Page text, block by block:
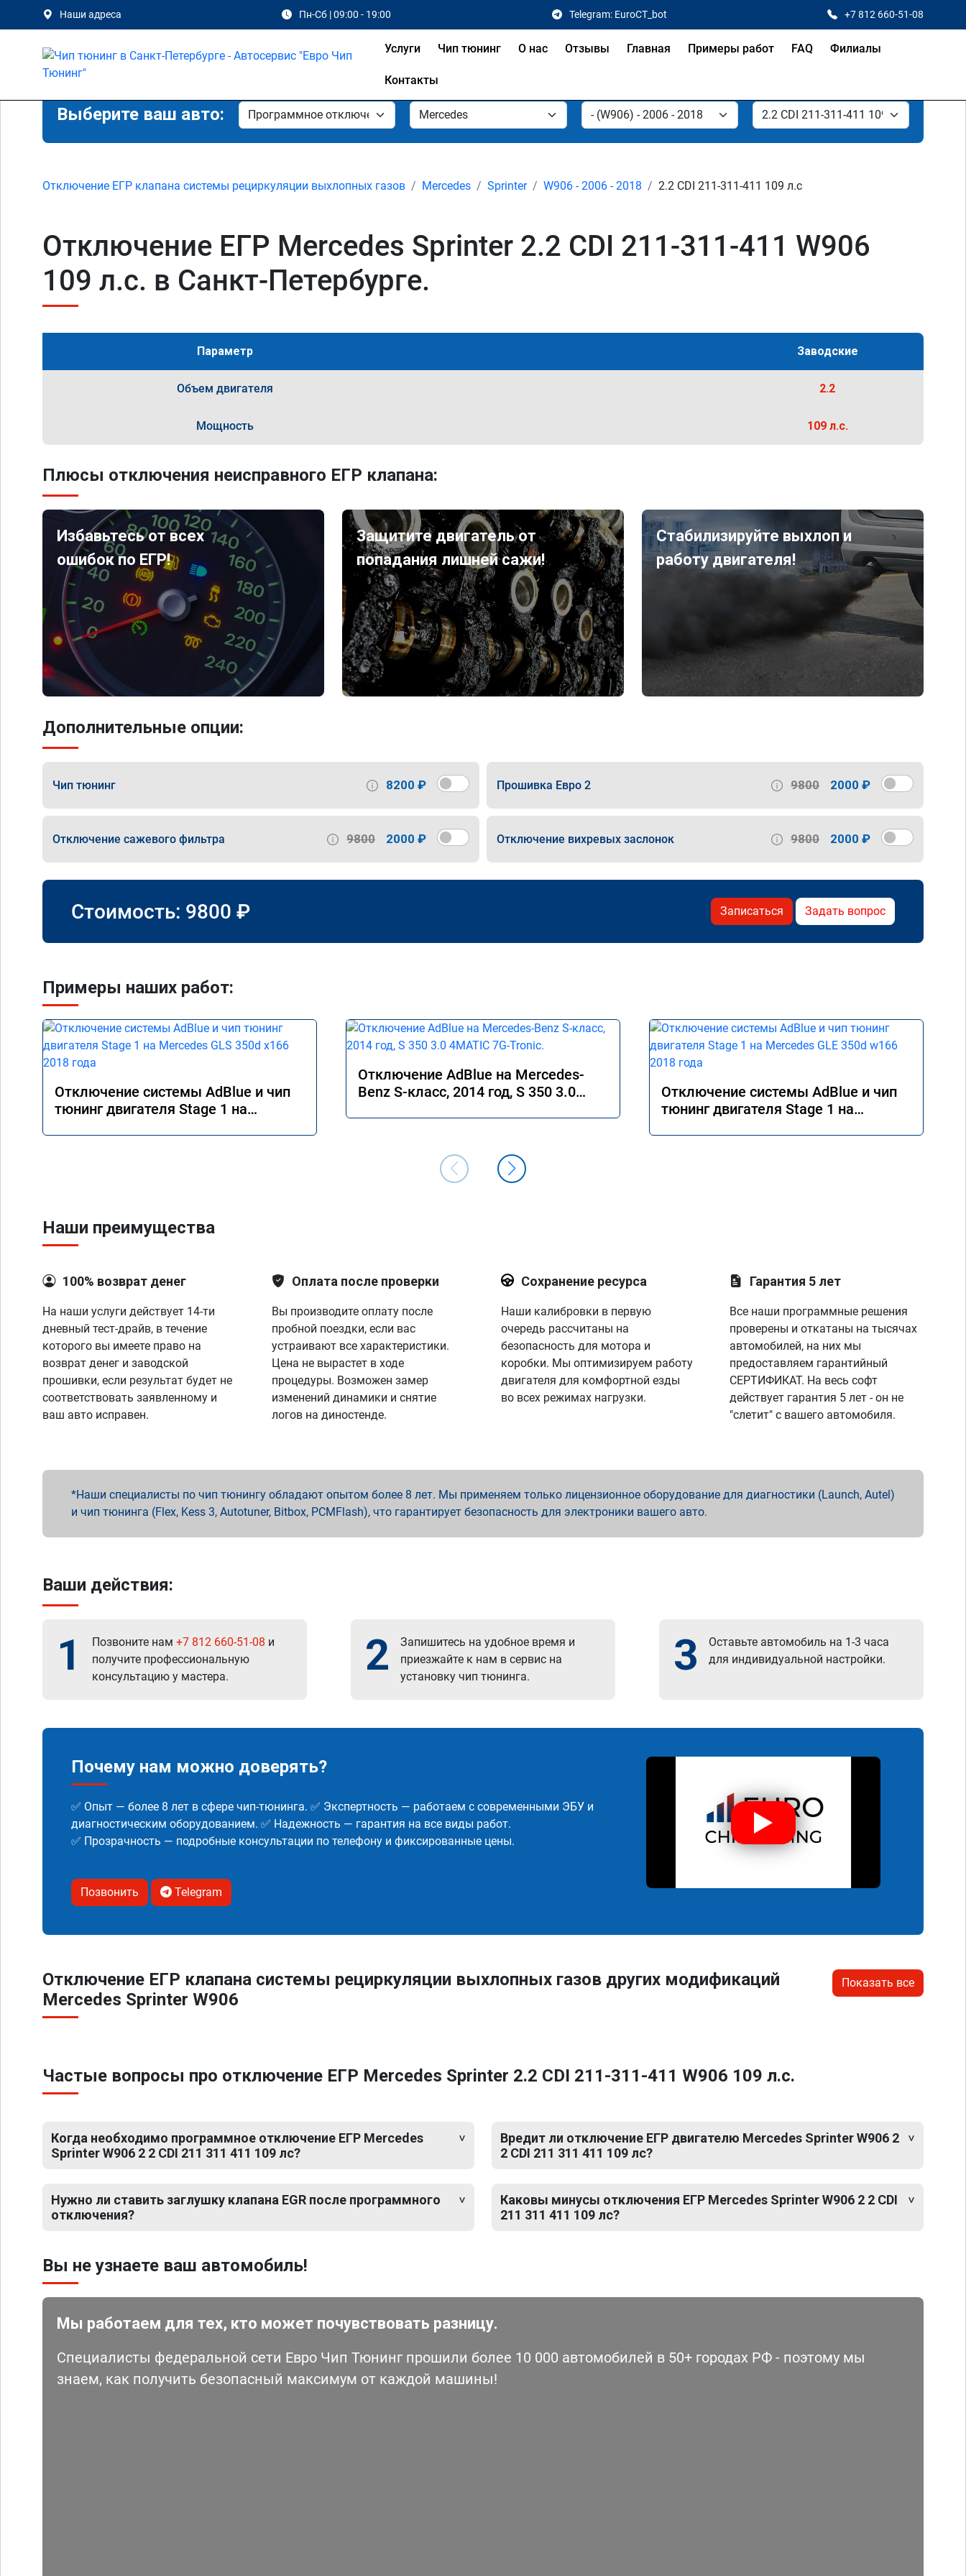
Наши адреса Пн-Сб | 09:00 - 19:00 Telegram: EuroCT_bot +7 812 660-51-08
Услуги Чип тюнинг О нас Отзывы Главная Примеры работ FAQ Филиалы
Контакты
Выберите ваш авто:
Отключение ЕГР клапана системы рециркуляции выхлопных газов Mercedes Sprinter W906 - 2006 - 2018 2.2 CDI 211-311-411 109 л.с
Отключение ЕГР Mercedes Sprinter 2.2 CDI 211-311-411 W906
109 л.с. в Санкт-Петербурге.
Параметр Заводские
Объем двигателя 2.2
Мощность 109 л.с.
Плюсы отключения неисправного ЕГР клапана:
Избавьтесь от всех
ошибок по ЕГР!
Защитите двигатель от
попадания лишней сажи!
Стабилизируйте выхлоп и
работу двигателя!
Дополнительные опции:
Чип тюнинг 8200 ₽ Прошивка Евро 2 9800 2000 ₽
Отключение сажевого фильтра 9800 2000 ₽ Отключение вихревых заслонок 9800 2000 ₽
Стоимость: 9800 ₽ Записаться Задать вопрос
Примеры наших работ:
Отключение системы AdBlue и чип
тюнинг двигателя Stage 1 на
Отключение AdBlue на Mercedes-
Benz S-класс, 2014 год, S 350 3.0
Отключение системы AdBlue и чип
тюнинг двигателя Stage 1 на
Наши преимущества
100% возврат денег
На наши услуги действует 14-ти
дневный тест-драйв, в течение
которого вы имеете право на
возврат денег и заводской
прошивки, если результат будет не
соответствовать заявленному и
ваш авто исправен.
Оплата после проверки
Вы производите оплату после
пробной поездки, если вас
устраивают все характеристики.
Цена не вырастет в ходе
процедуры. Возможен замер
изменений динамики и снятие
логов на диностенде.
Сохранение ресурса
Наши калибровки в первую
очередь рассчитаны на
безопасность для мотора и
коробки. Мы оптимизируем работу
двигателя для комфортной езды
во всех режимах нагрузки.
Гарантия 5 лет
Все наши программные решения
проверены и откатаны на тысячах
автомобилей, на них мы
предоставляем гарантийный
СЕРТИФИКАТ. На весь софт
действует гарантия 5 лет - он не
"слетит" с вашего автомобиля.
Наши специалисты по чип тюнингу обладают опытом более 8 лет. Мы применяем только лицензионное оборудование для диагностики (Launch, Autel)
и чип тюнинга (Flex, Kess 3, Autotuner, Bitbox, PCMFlash), что гарантирует безопасность для электроники вашего авто.
Ваши действия:
1 Позвоните нам +7 812 660-51-08 и
получите профессиональную
консультацию у мастера.
2
Запишитесь на удобное время и
приезжайте к нам в сервис на
установку чип тюнинга.
3
Оставьте автомобиль на 1-3 часа
для индивидуальной настройки.
Почему нам можно доверять?
✅ Опыт — более 8 лет в сфере чип-тюнинга. ✅ Экспертность — работаем с современными ЭБУ и
диагностическим оборудованием. ✅ Надежность — гарантия на все виды работ.
✅ Прозрачность — подробные консультации по телефону и фиксированные цены.
Позвонить Telegram
Отключение ЕГР клапана системы рециркуляции выхлопных газов других модификаций
Mercedes Sprinter W906
Показать все
Частые вопросы про отключение ЕГР Mercedes Sprinter 2.2 CDI 211-311-411 W906 109 л.с.
Когда необходимо программное отключение ЕГР Mercedes
Sprinter W906 2 2 CDI 211 311 411 109 лс?
Нужно ли ставить заглушку клапана EGR после программного
отключения?
Вредит ли отключение ЕГР двигателю Mercedes Sprinter W906 2
2 CDI 211 311 411 109 лс?
Каковы минусы отключения ЕГР Mercedes Sprinter W906 2 2 CDI
211 311 411 109 лс?
Вы не узнаете ваш автомобиль!
Мы работаем для тех, кто может почувствовать разницу.
Специалисты федеральной сети Евро Чип Тюнинг прошили более 10 000 автомобилей в 50+ городах РФ - поэтому мы
знаем, как получить безопасный максимум от каждой машины!